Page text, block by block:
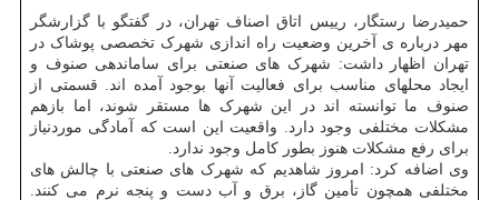
حمیدرضا رستگار، رییس اتاق اصناف تهران، در گفتگو با گزارشگر
مهر درباره ی آخرین وضعیت راه اندازی شهرک تخصصی پوشاک در
تهران اظهار داشت: شهرک های صنعتی برای ساماندهی صنوف و
ایجاد محلهای مناسب برای فعالیت آنها بوجود آمده اند. قسمتی از
صنوف ما توانسته اند در این شهرک ها مستقر شوند، اما بازهم
مشکلات مختلفی وجود دارد. واقعیت این است که آمادگی موردنیاز
برای رفع مشکلات هنوز بطور کامل وجود ندارد.
وی اضافه کرد: امروز شاهدیم که شهرک های صنعتی با چالش های
مختلفی همچون تأمین گاز، برق و آب دست و پنجه نرم می کنند.